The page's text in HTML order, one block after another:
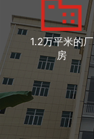
1.2万平米的厂
房